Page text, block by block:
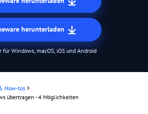
herunterladen
für Windows, macOS, iOS und Android
How-tos >
übertragen - 4 Möglichkeiten